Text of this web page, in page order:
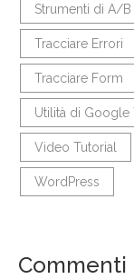
Strumenti di A/B
Tracciare Errori
Tracciare Form
Utilità di Google
Video Tutorial
WordPress
Commenti